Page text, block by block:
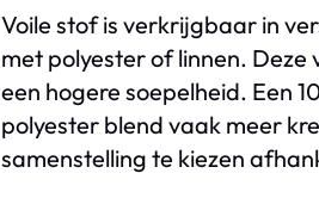
Voile stof is verkrijgbaar in
met polyester of linnen.
een hogere soepelheid. Een
polyester blend vaak meer
samenstelling te kiezen